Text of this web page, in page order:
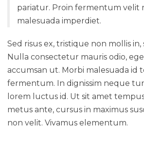
pariatur. Proin fermentum velit
malesuada imperdiet.
Sed risus ex, tristique non mollis
Nulla consectetur mauris odio,
accumsan ut. Morbi malesuada id
fermentum. In dignissim neque
lorem luctus id. Ut sit amet
metus ante, cursus in maximus
non velit. Vivamus elementum.